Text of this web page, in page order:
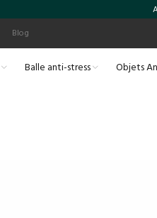
Blog
Balle anti-stress Objets